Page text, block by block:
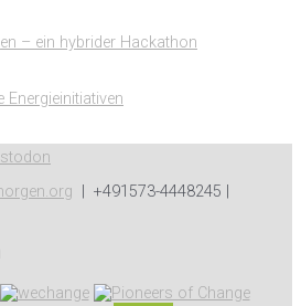
– ein hybrider Hackathon
| +491573-4448245 |